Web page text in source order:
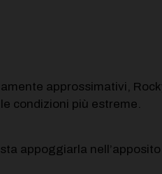
approssimativi,
condizioni più estreme.
appoggiarla